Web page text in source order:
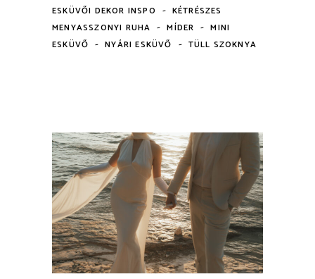
ESKÜVŐI DEKOR INSPO - KÉTRÉSZES
MENYASSZONYI RUHA - MÍDER - MINI
ESKÜVŐ - NYÁRI ESKÜVŐ - TÜLL SZOKNYA